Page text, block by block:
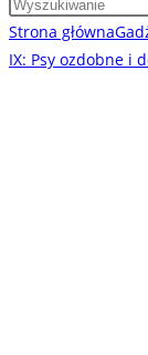
search
Strona główna
IX: Psy ozdobne i